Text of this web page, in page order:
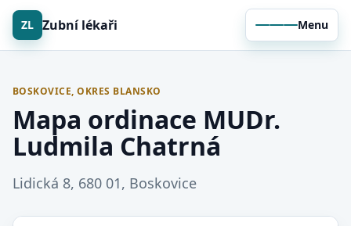
ZL Zubní lékaři Menu
BOSKOVICE, OKRES BLANSKO
Mapa ordinace MUDr.
Ludmila Chatrná
Lidická 8, 680 01, Boskovice